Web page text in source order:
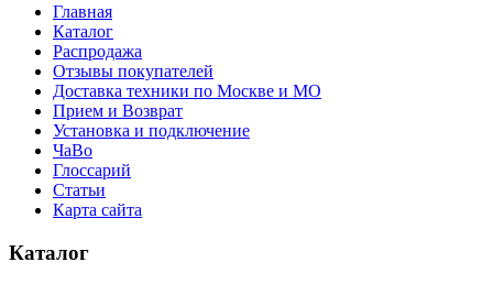
Главная
Каталог
Распродажа
Отзывы покупателей
Доставка техники по Москве и МО
Прием и Возврат
Установка и подключение
ЧаВо
Глоссарий
Статьи
Карта сайта
Каталог